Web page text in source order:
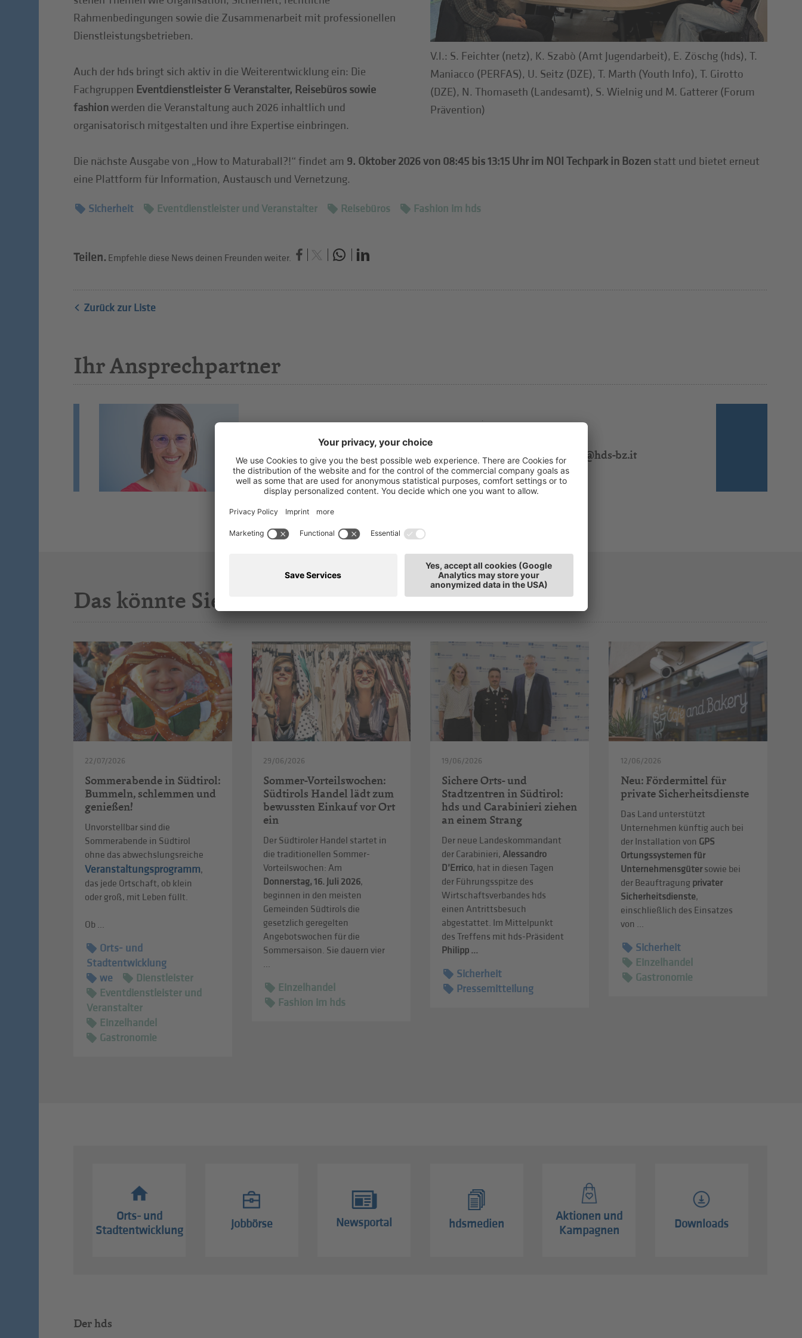
V.l.: S. Feichter (netz), K. Szabò (Amt Jugendarbeit), E. Zöschg (hds), T.
Maniacco (PERFAS), U. Seitz (DZE), T. Marth (Youth Info), T. Girotto
(DZE), N. Thomaseth (Landesamt), S. Wielnig und M. Gatterer (Forum
Prävention)
Rahmenbedingungen sowie die Zusammenarbeit mit professionellen
Dienstleistungsbetrieben.
Auch der hds bringt sich aktiv in die Weiterentwicklung ein: Die
Fachgruppen Eventdienstleister & Veranstalter, Reisebüros sowie
fashionwerden die Veranstaltung auch 2026 inhaltlich und
organisatorisch mitgestalten und ihre Expertise einbringen.
Die nächste Ausgabe von „How to Maturaball?!“ findet am 9. Oktober 2026 von 08:45 bis 13:15 Uhr im NOI Techpark in Bozenstatt und bietet erneut
eine Plattform für Information, Austausch und Vernetzung.
Sicherheit Eventdienstleister und Veranstalter Reisebüros Fashion im hds
Teilen. Empfehle diese News deinen Freunden weiter.
Zurück zur Liste
Ihr Ansprechpartner
Dott.ssa Evelyn Zöschg
Fachgruppenleiterin
Sitz: Bozen
E-Mail: ezoeschg@hds-bz.it
Das könnte Sie auch interessieren
22/07/2026
Sommerabende in Südtirol:
Bummeln, schlemmen und
genießen!
Unvorstellbar sind die
Sommerabende in Südtirol
ohne das abwechslungsreiche
Veranstaltungsprogramm,
das jede Ortschaft, ob klein
oder groß, mit Leben füllt.
Ob ...
Orts- und
Stadtentwicklung
we
Dienstleister
Eventdienstleister und
Veranstalter
Einzelhandel
Gastronomie
29/06/2026
Sommer-Vorteilswochen:
Südtirols Handel lädt zum
bewussten Einkauf vor Ort
ein
Der Südtiroler Handel startet in
die traditionellen Sommer-
Vorteilswochen: Am
Donnerstag, 16. Juli 2026,
beginnen in den meisten
Gemeinden Südtirols die
gesetzlich geregelten
Angebotswochen für die
Sommersaison. Sie dauern vier
...
Einzelhandel
Fashion im hds
19/06/2026
Sichere Orts- und
Stadtzentren in Südtirol:
hds und Carabinieri ziehen
an einem Strang
Der neue Landeskommandant
der Carabinieri,Alessandro
D’Errico, hat in diesen Tagen
der Führungsspitze des
Wirtschaftsverbandes hds
einen Antrittsbesuch
abgestattet. Im Mittelpunkt
des Treffens mit hds-Präsident
Philipp ...
Sicherheit
Pressemitteilung
12/06/2026
Neu: Fördermittel für
private Sicherheitsdienste
Das Land unterstützt
Unternehmen künftig auch bei
der Installation von GPS
Ortungssystemen für
Unternehmensgütersowie bei
der Beauftragung privater
Sicherheitsdienste,
einschließlich des Einsatzes
von ...
Sicherheit
Einzelhandel
Gastronomie
Orts- und
Stadtentwicklung
Jobbörse Newsportal hdsmedien
Aktionen und
Kampagnen
Downloads
Der hds